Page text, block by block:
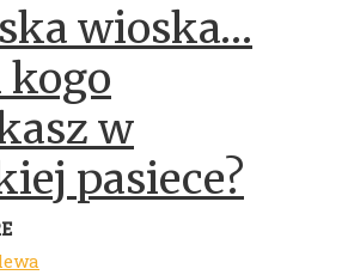
wioska…
w
pasiece?